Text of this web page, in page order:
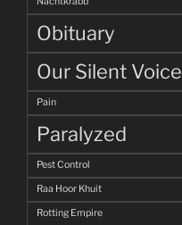
Obituary
Our Silent Voice
Pain
Paralyzed
Pest Control
Raa Hoor Khuit
Rotting Empire